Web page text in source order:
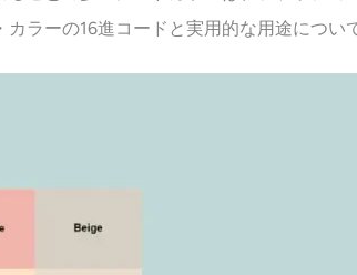
ラーの16進コードと実用的な用途につい